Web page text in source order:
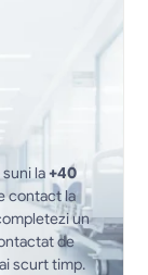
la +40
sau trimite-ne datele tale de contact la
un
de
scurt timp.